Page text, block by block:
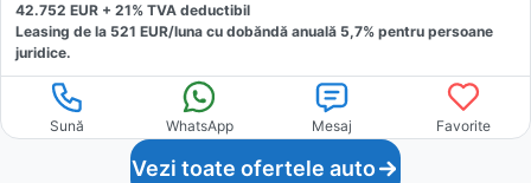
42.752 EUR + 21% TVA deductibil
Leasing de la 521 EUR/luna cu dobăndă anuală 5,7% pentru persoane
juridice.
Sună WhatsApp Mesaj Favorite
Vezi toate ofertele auto